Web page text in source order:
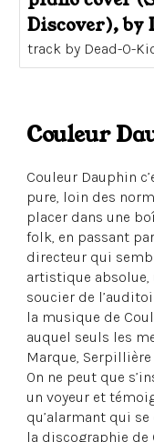
Discover), by
track by Dead-O-
Couleur
Couleur Dauphin
pure, loin des
placer dans une
folk, en passant
directeur qui
artistique absolue,
soucier de
la musique de
auquel seuls les
Marque,
On ne peut que
un voyeur et
qu’alarmant qui
la discographie de